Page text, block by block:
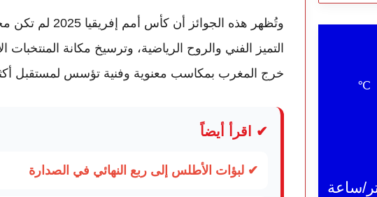
وتُظهر هذه
التميز الفني والروح الرياضية، وترسيخ مكانة
خرج المغرب بمكاسب معنوية وفنية تؤسس لمستقبل
✔ اقرأ أيضاً
✔ لبؤات الأطلس إلى ربع النهائي في الصدارة
℃